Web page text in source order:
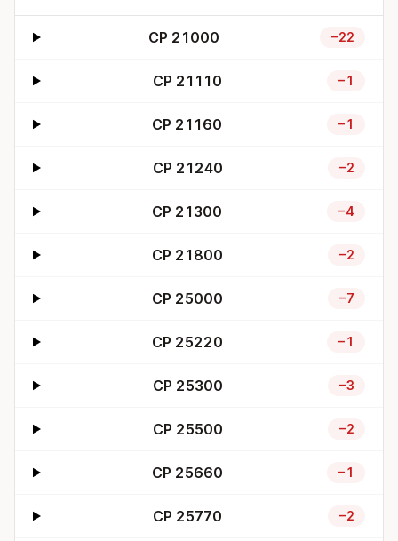
CP 21000 −22
CP 21110 −1
CP 21160 −1
CP 21240 −2
CP 21300 −4
CP 21800 −2
CP 25000 −7
CP 25220 −1
CP 25300 −3
CP 25500 −2
CP 25660 −1
CP 25770 −2